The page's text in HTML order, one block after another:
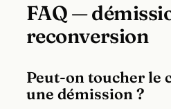
FAQ —
reconversion
Peut-on toucher le
une démission ?